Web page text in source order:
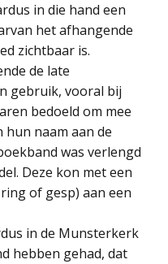
in die hand een
het afhangende
zichtbaar is.
de late
gebruik, vooral bij
bedoeld om mee
hun naam aan de
was verlengd
Deze kon met een
of gesp) aan een
in de Munsterkerk
hebben gehad, dat